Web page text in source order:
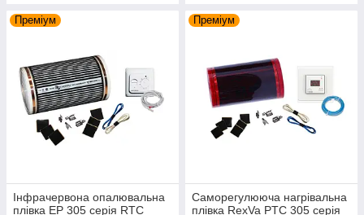
Преміум
Інфрачервона опалювальна
плівка EP 305 серія RTC
Преміум
Саморегулююча нагрівальна
плівка RexVa PTC 305 серія